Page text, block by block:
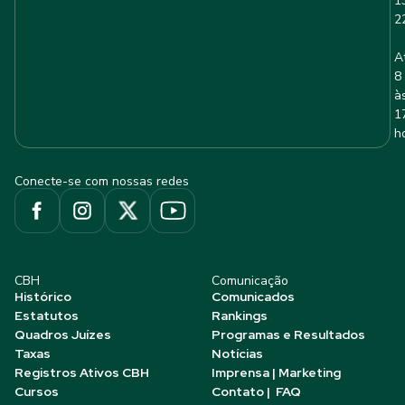
8
Conecte-se com nossas redes
CBH
Histórico
Estatutos
Quadros Juízes
Taxas
Registros Ativos CBH
Cursos
Comunicação
Comunicados
Rankings
Programas e Resultados
Notícias
Imprensa | Marketing
Contato | FAQ